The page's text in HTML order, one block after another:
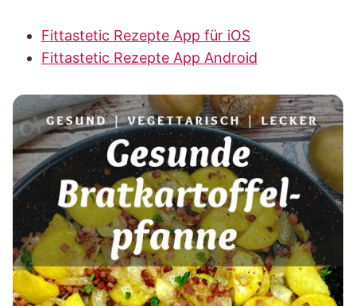
Fittastetic Rezepte App für iOS
Fittastetic Rezepte App Android